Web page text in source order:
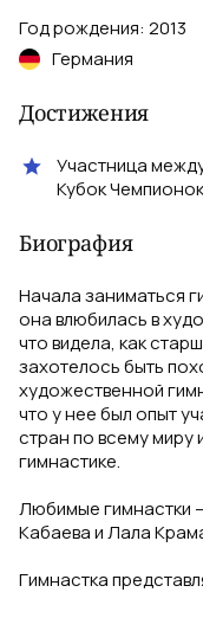
Год рождения: 2013
Германия
Достижения
Участница
Кубок
Биография
Начала заниматься
она влюбилась в
что видела, как
захотелось быть
художественной
что у нее был опыт
стран по всему миру
гимнастике.
Любимые гимнастки
Кабаева и Лала
Гимнастка